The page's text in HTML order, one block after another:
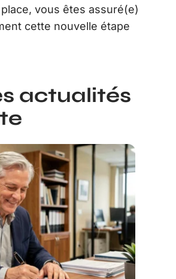
vous êtes assuré(e)
cette nouvelle étape
actualités